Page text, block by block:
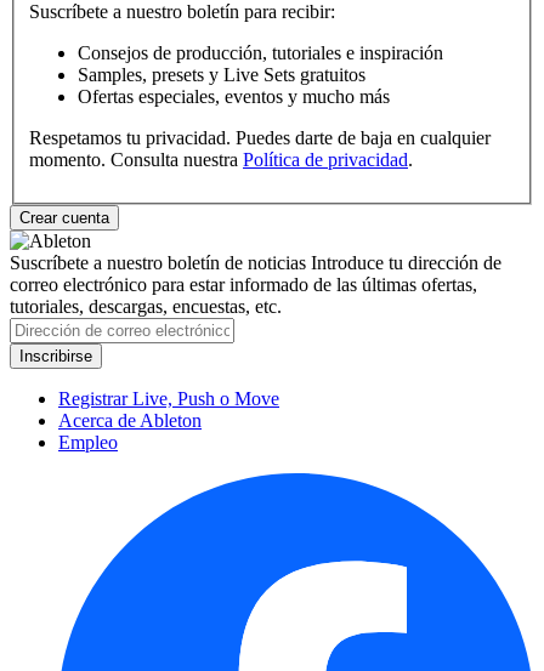
Suscríbete a nuestro boletín para recibir:
Consejos de producción, tutoriales e inspiración
Samples, presets y Live Sets gratuitos
Ofertas especiales, eventos y mucho más
Respetamos tu privacidad. Puedes darte de baja en cualquier
momento. Consulta nuestra Política de privacidad.
Suscríbete a nuestro boletín de noticias Introduce tu dirección de
correo electrónico para estar informado de las últimas ofertas,
tutoriales, descargas, encuestas, etc.
Registrar Live, Push o Move
Acerca de Ableton
Empleo